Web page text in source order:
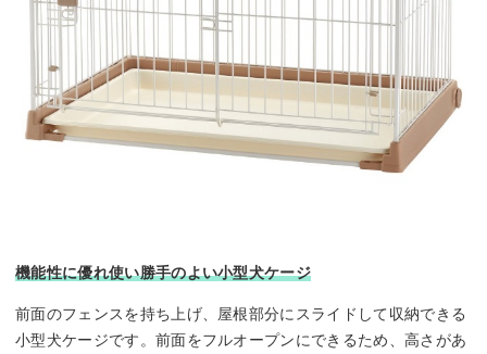
機能性に優れ使い勝手のよい小型犬ケージ
前面のフェンスを持ち上げ、屋根部分にスライドして収納できる
小型犬ケージです。前面をフルオープンにできるため、高さがあ